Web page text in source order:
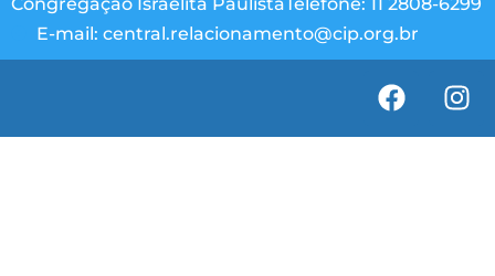
E-mail: central.relacionamento@cip.org.br